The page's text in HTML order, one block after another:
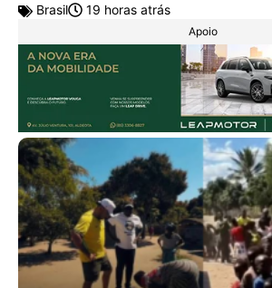
Brasil 19 horas atrás
Apoio